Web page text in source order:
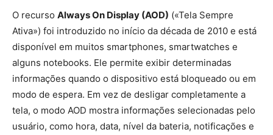
O recurso Always On Display (AOD) («Tela Sempre
Ativa») foi introduzido no início da década de 2010 e está
disponível em muitos smartphones, smartwatches e
alguns notebooks. Ele permite exibir determinadas
informações quando o dispositivo está bloqueado ou em
modo de espera. Em vez de desligar completamente a
tela, o modo AOD mostra informações selecionadas pelo
usuário, como hora, data, nível da bateria, notificações e